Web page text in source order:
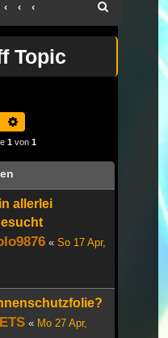
Topic
Suche
1 von 1
allerlei
« So 17 Apr,
« Mo 27 Apr,